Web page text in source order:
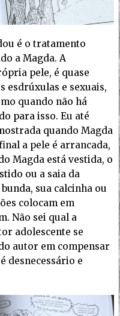
é o tratamento
a Magda. A
pele, é quase
esdrúxulas e sexuais,
quando não há
para isso. Eu até
quando Magda
a pele é arrancada,
Magda está vestida, o
ou a saia da
sua calcinha ou
colocam em
Não sei qual a
adolescente se
autor em compensar
desnecessário e